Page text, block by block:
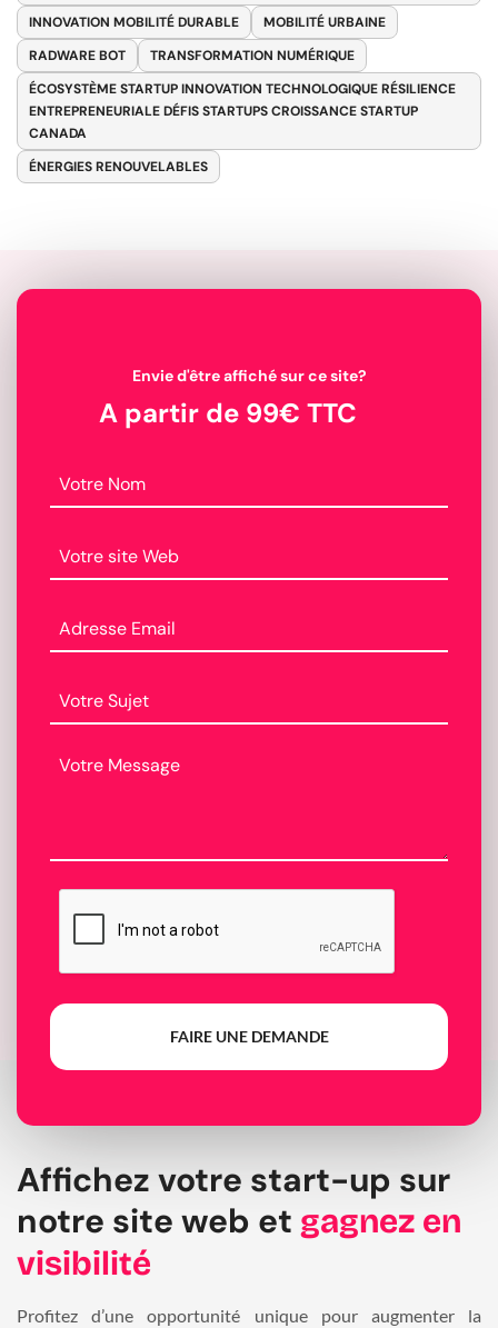
INNOVATION MOBILITÉ DURABLE
MOBILITÉ URBAINE
RADWARE BOT
TRANSFORMATION NUMÉRIQUE
ÉCOSYSTÈME STARTUP INNOVATION TECHNOLOGIQUE RÉSILIENCE
ENTREPRENEURIALE DÉFIS STARTUPS CROISSANCE STARTUP
CANADA
ÉNERGIES RENOUVELABLES
Envie d'être affiché sur ce site?
A partir de 99€ TTC
FAIRE UNE DEMANDE
Affichez votre start-up sur
notre site web et gagnez en
visibilité
Profitez d’une opportunité unique pour augmenter la